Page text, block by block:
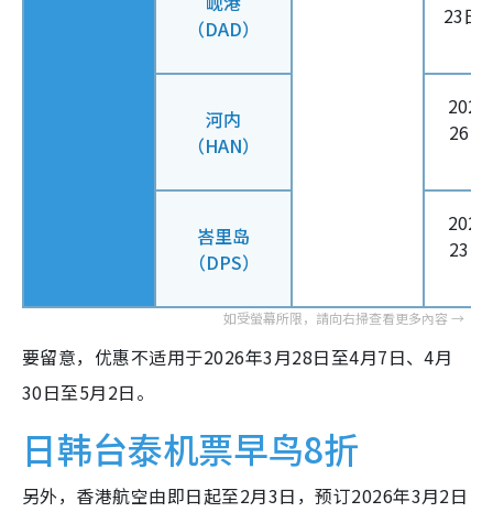
（DAD）
23日
河内
（HAN）
2026
26日
峇里岛
（DPS）
2026
23日
要留意，优惠不适用于2026年3月28日至4月7日、4月
30日至5月2日。
日韩台泰机票早鸟8折
另外，香港航空由即日起至2月3日，预订2026年3月2日